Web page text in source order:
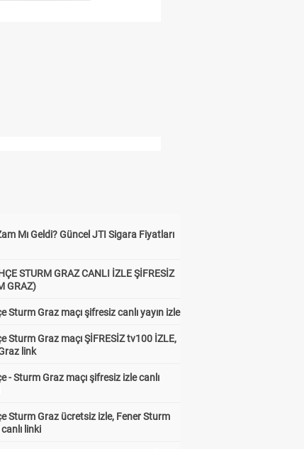
Mı Geldi? Güncel JTI Sigara Fiyatları
STURM GRAZ CANLI İZLE ŞİFRESİZ
GRAZ)
Sturm Graz maçı şifresiz canlı yayın izle
Sturm Graz maçı ŞİFRESİZ tv100 İZLE,
link
- Sturm Graz maçı şifresiz izle canlı
Sturm Graz ücretsiz izle, Fener Sturm
linki